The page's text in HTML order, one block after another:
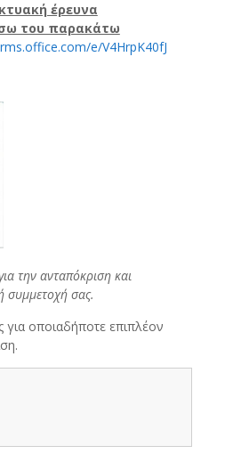
έρευνα
του παρακάτω
e/V4HrpK40fJ
την ανταπόκριση και
συμμετοχή σας.
για οποιαδήποτε επιπλέον